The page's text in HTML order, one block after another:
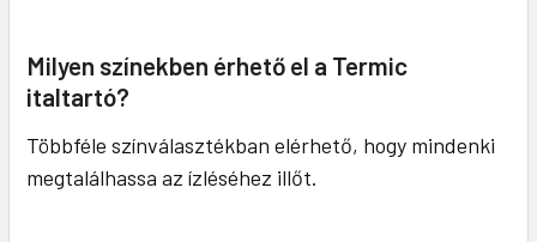
Milyen színekben érhető el a Termic
italtartó?
Többféle színválasztékban elérhető, hogy mindenki
megtalálhassa az ízléséhez illőt.